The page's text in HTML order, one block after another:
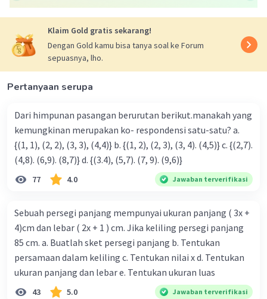
Klaim Gold gratis sekarang!
Dengan Gold kamu bisa tanya soal ke Forum
sepuasnya, lho.
Pertanyaan serupa
Dari himpunan pasangan berurutan berikut.manakah yang
kemungkinan merupakan ko- respondensi satu-satu? a.
{(1, 1), (2, 2), (3, 3), (4,4)} b. {(1, 2), (2, 3), (3, 4). (4,5)} c. {(2,7).
(4,8). (6,9). (8,7)} d. {(3.4), (5,7). (7, 9). (9,6)}
77 4.0 Jawaban terverifikasi
Sebuah persegi panjang mempunyai ukuran panjang ( 3x +
4)cm dan lebar ( 2x + 1 ) cm. Jika keliling persegi panjang
85 cm. a. Buatlah sket persegi panjang b. Tentukan
persamaan dalam keliling c. Tentukan nilai x d. Tentukan
ukuran panjang dan lebar e. Tentukan ukuran luas
43 5.0 Jawaban terverifikasi